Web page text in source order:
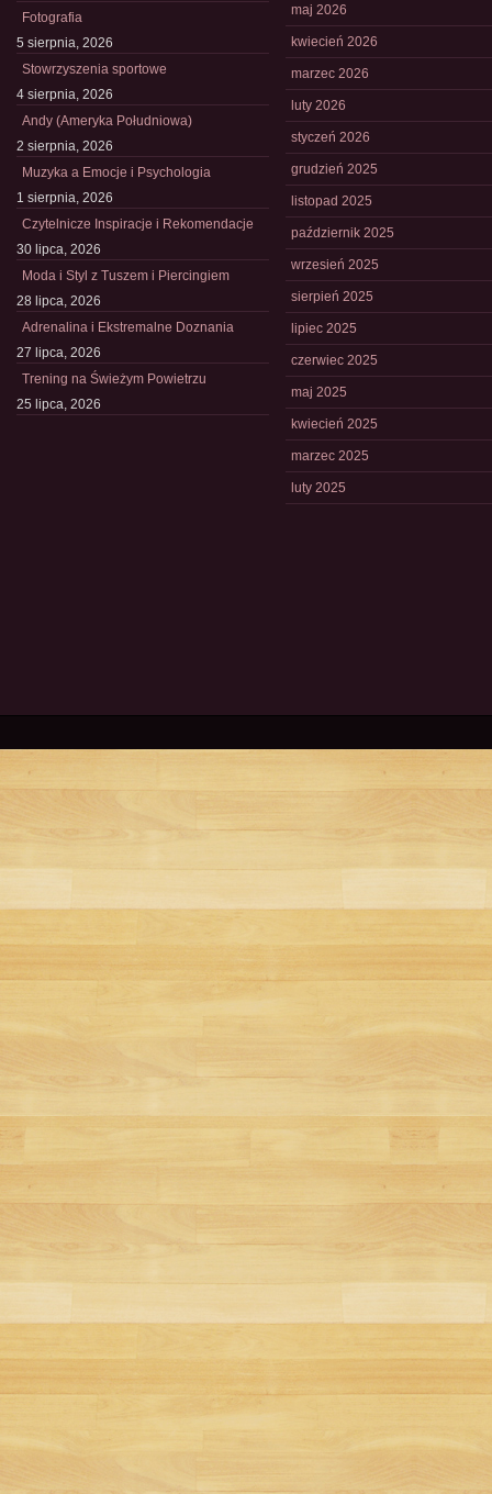
Fotografia
5 sierpnia, 2026
Stowrzyszenia sportowe
4 sierpnia, 2026
Andy (Ameryka Południowa)
2 sierpnia, 2026
Muzyka a Emocje i Psychologia
1 sierpnia, 2026
Czytelnicze Inspiracje i Rekomendacje
30 lipca, 2026
Moda i Styl z Tuszem i Piercingiem
28 lipca, 2026
Adrenalina i Ekstremalne Doznania
27 lipca, 2026
Trening na Świeżym Powietrzu
25 lipca, 2026
maj 2026
kwiecień 2026
marzec 2026
luty 2026
styczeń 2026
grudzień 2025
listopad 2025
październik 2025
wrzesień 2025
sierpień 2025
lipiec 2025
czerwiec 2025
maj 2025
kwiecień 2025
marzec 2025
luty 2025